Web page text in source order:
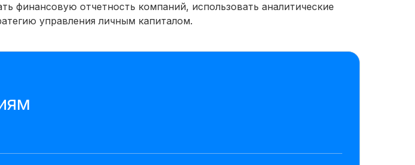
финансовую отчетность компаний, использовать аналитические
управления личным капиталом.